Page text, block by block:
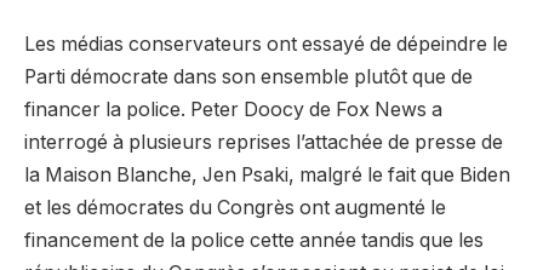
Les médias conservateurs ont essayé de dépeindre le
Parti démocrate dans son ensemble plutôt que de
financer la police. Peter Doocy de Fox News a
interrogé à plusieurs reprises l’attachée de presse de
la Maison Blanche, Jen Psaki, malgré le fait que Biden
et les démocrates du Congrès ont augmenté le
financement de la police cette année tandis que les